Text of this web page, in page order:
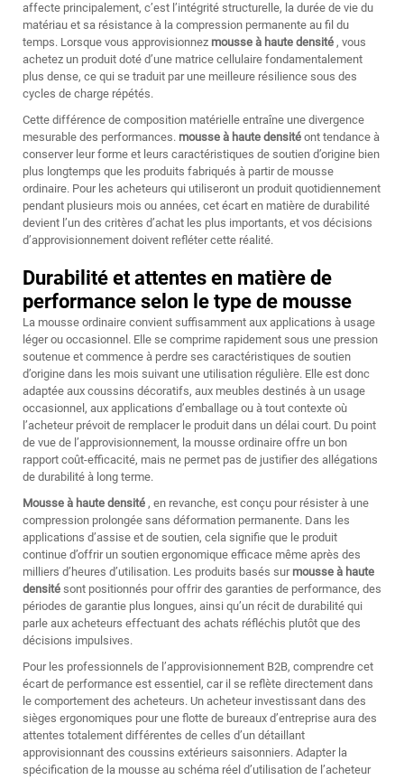
affecte principalement, c’est l’intégrité structurelle, la durée de vie du
matériau et sa résistance à la compression permanente au fil du
temps. Lorsque vous approvisionnez mousse à haute densité , vous
achetez un produit doté d’une matrice cellulaire fondamentalement
plus dense, ce qui se traduit par une meilleure résilience sous des
cycles de charge répétés.
Cette différence de composition matérielle entraîne une divergence
mesurable des performances. mousse à haute densité ont tendance à
conserver leur forme et leurs caractéristiques de soutien d’origine bien
plus longtemps que les produits fabriqués à partir de mousse
ordinaire. Pour les acheteurs qui utiliseront un produit quotidiennement
pendant plusieurs mois ou années, cet écart en matière de durabilité
devient l’un des critères d’achat les plus importants, et vos décisions
d’approvisionnement doivent refléter cette réalité.
Durabilité et attentes en matière de
performance selon le type de mousse
La mousse ordinaire convient suffisamment aux applications à usage
léger ou occasionnel. Elle se comprime rapidement sous une pression
soutenue et commence à perdre ses caractéristiques de soutien
d’origine dans les mois suivant une utilisation régulière. Elle est donc
adaptée aux coussins décoratifs, aux meubles destinés à un usage
occasionnel, aux applications d’emballage ou à tout contexte où
l’acheteur prévoit de remplacer le produit dans un délai court. Du point
de vue de l’approvisionnement, la mousse ordinaire offre un bon
rapport coût-efficacité, mais ne permet pas de justifier des allégations
de durabilité à long terme.
Mousse à haute densité , en revanche, est conçu pour résister à une
compression prolongée sans déformation permanente. Dans les
applications d’assise et de soutien, cela signifie que le produit
continue d’offrir un soutien ergonomique efficace même après des
milliers d’heures d’utilisation. Les produits basés sur mousse à haute
densité sont positionnés pour offrir des garanties de performance, des
périodes de garantie plus longues, ainsi qu’un récit de durabilité qui
parle aux acheteurs effectuant des achats réfléchis plutôt que des
décisions impulsives.
Pour les professionnels de l’approvisionnement B2B, comprendre cet
écart de performance est essentiel, car il se reflète directement dans
le comportement des acheteurs. Un acheteur investissant dans des
sièges ergonomiques pour une flotte de bureaux d’entreprise aura des
attentes totalement différentes de celles d’un détaillant
approvisionnant des coussins extérieurs saisonniers. Adapter la
spécification de la mousse au schéma réel d’utilisation de l’acheteur